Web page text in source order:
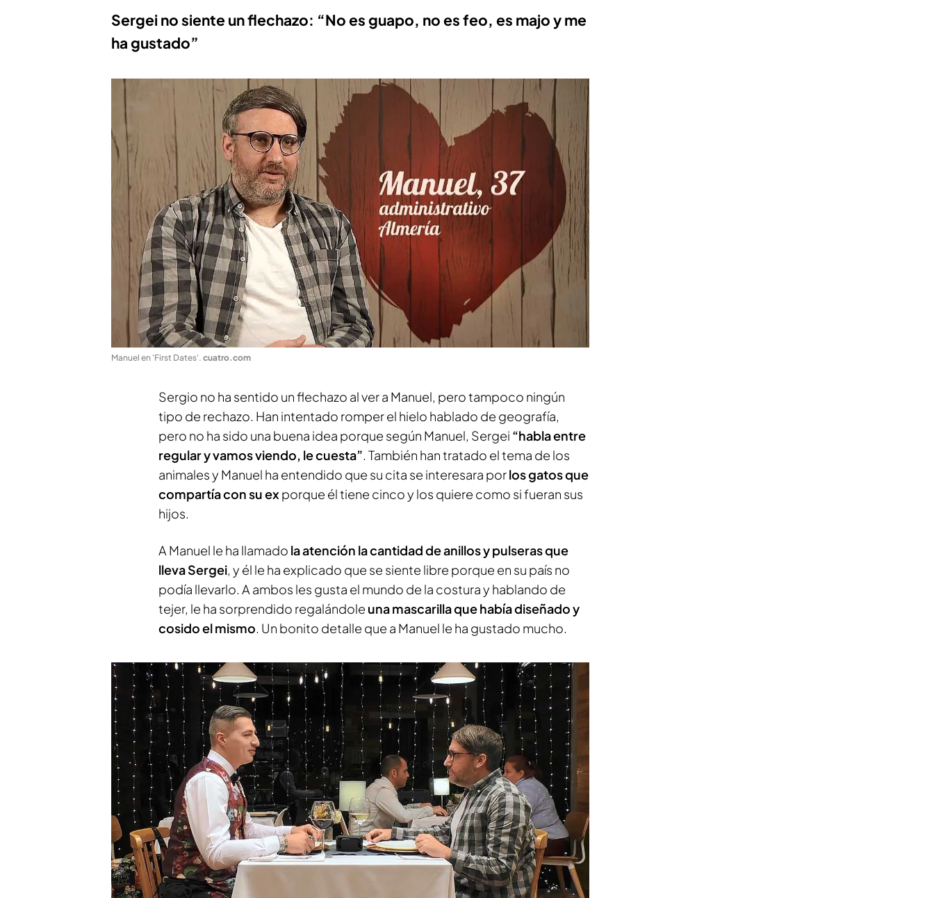
Sergei no siente un flechazo: “No es guapo, no es feo, es majo y me
ha gustado”
Manuel en 'First Dates'. cuatro.com
Sergio no ha sentido un flechazo al ver a Manuel, pero tampoco ningún
tipo de rechazo. Han intentado romper el hielo hablado de geografía,
pero no ha sido una buena idea porque según Manuel, Sergei “habla entre
regular y vamos viendo, le cuesta”. También han tratado el tema de los
animales y Manuel ha entendido que su cita se interesara porlos gatos que
compartía con su exporque él tiene cinco y los quiere como si fueran sus
hijos.
A Manuel le ha llamado la atención la cantidad de anillos y pulseras que
lleva Sergei, y él le ha explicado que se siente libre porque en su país no
podía llevarlo. A ambos les gusta el mundo de la costura y hablando de
tejer, le ha sorprendido regalándole una mascarilla que había diseñado y
cosido el mismo. Un bonito detalle que a Manuel le ha gustado mucho.